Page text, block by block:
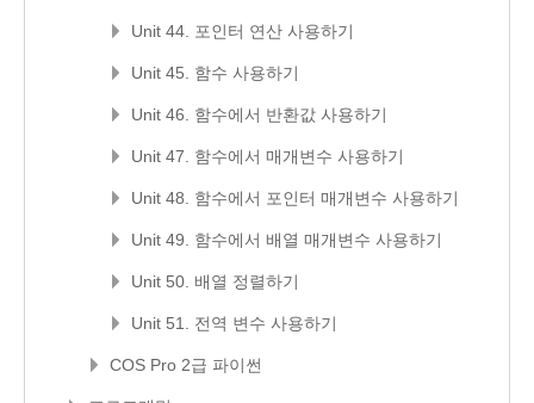
Unit 44. 포인터 연산 사용하기
Unit 45. 함수 사용하기
Unit 46. 함수에서 반환값 사용하기
Unit 47. 함수에서 매개변수 사용하기
Unit 48. 함수에서 포인터 매개변수 사용하기
Unit 49. 함수에서 배열 매개변수 사용하기
Unit 50. 배열 정렬하기
Unit 51. 전역 변수 사용하기
COS Pro 2급 파이썬